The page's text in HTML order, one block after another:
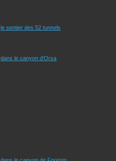
le sentier des 52 tunnels
dans le canyon d'Orsa